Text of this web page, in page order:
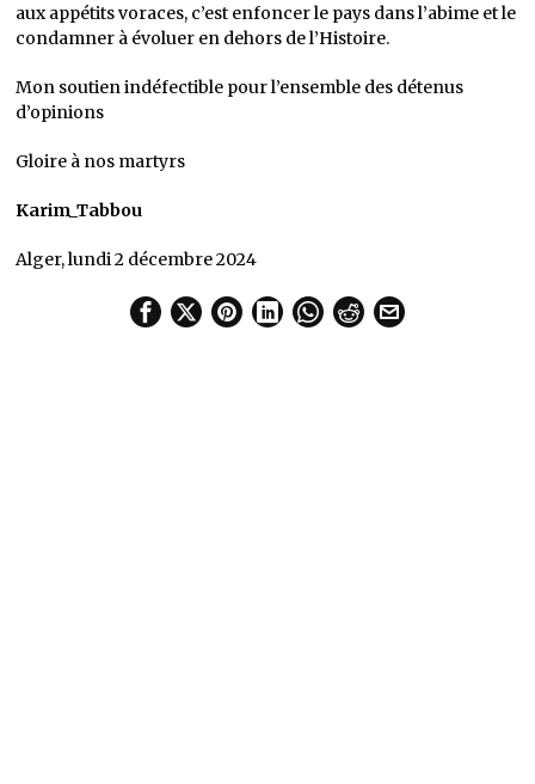
aux appétits voraces, c’est enfoncer le pays dans l’abime et le
condamner à évoluer en dehors de l’Histoire.
Mon soutien indéfectible pour l’ensemble des détenus
d’opinions
Gloire à nos martyrs
Karim_Tabbou
Alger, lundi 2 décembre 2024